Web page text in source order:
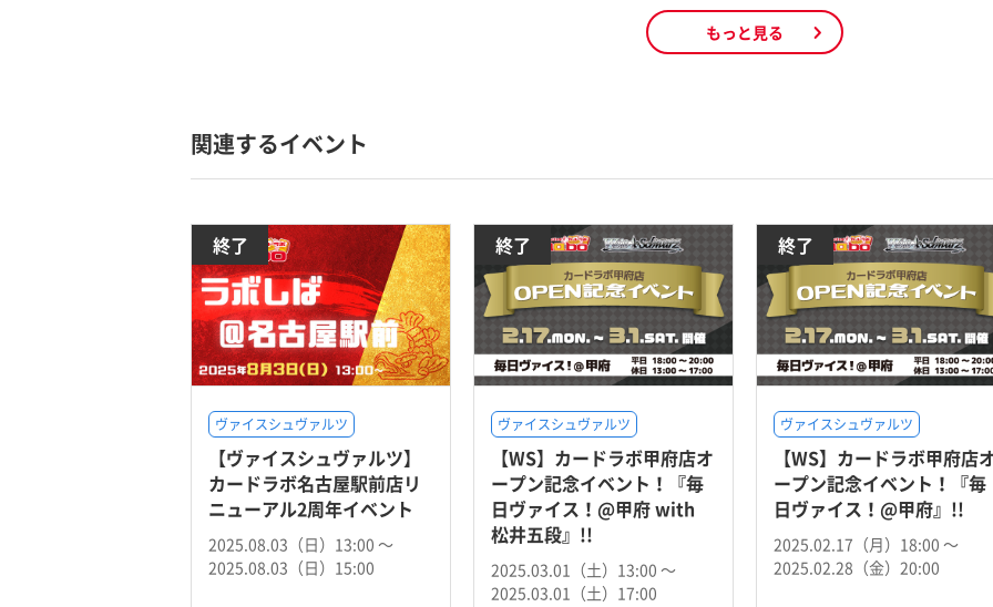
もっと見る
関連するイベント
終了
ヴァイスシュヴァルツ
【ヴァイスシュヴァルツ】
カードラボ名古屋駅前店リ
ニューアル2周年イベント
2025.08.03（日）13:00 〜
2025.08.03（日）15:00
終了
ヴァイスシュヴァルツ
【WS】カードラボ甲府店オ
ープン記念イベント！『毎
日ヴァイス！@甲府 with
松井五段』!!
2025.03.01（土）13:00 〜
2025.03.01（土）17:00
終了
ヴァイスシュヴァルツ
【WS】カードラボ甲府店
ープン記念イベント！『毎
日ヴァイス！@甲府』!!
2025.02.17（月）18:00 〜
2025.02.28（金）20:00